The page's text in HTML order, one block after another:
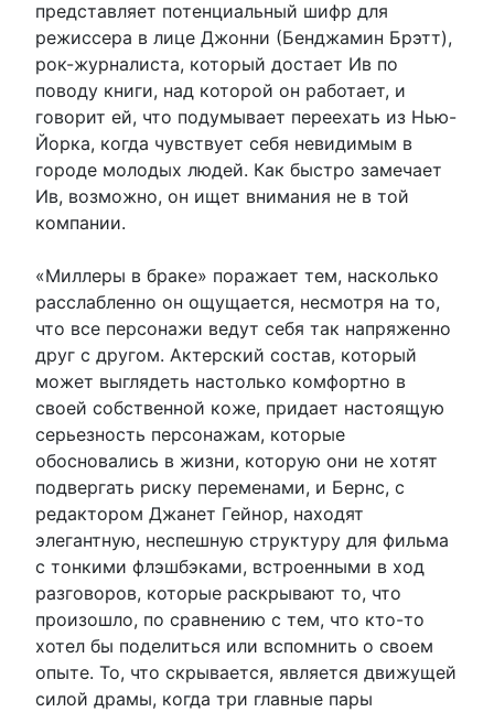
представляет потенциальный шифр для
режиссера в лице Джонни (Бенджамин Брэтт),
рок-журналиста, который достает Ив по
поводу книги, над которой он работает, и
говорит ей, что подумывает переехать из Нью-
Йорка, когда чувствует себя невидимым в
городе молодых людей. Как быстро замечает
Ив, возможно, он ищет внимания не в той
компании.
«Миллеры в браке» поражает тем, насколько
расслабленно он ощущается, несмотря на то,
что все персонажи ведут себя так напряженно
друг с другом. Актерский состав, который
может выглядеть настолько комфортно в
своей собственной коже, придает настоящую
серьезность персонажам, которые
обосновались в жизни, которую они не хотят
подвергать риску переменами, и Бернс, с
редактором Джанет Гейнор, находят
элегантную, неспешную структуру для фильма
с тонкими флэшбэками, встроенными в ход
разговоров, которые раскрывают то, что
произошло, по сравнению с тем, что кто-то
хотел бы поделиться или вспомнить о своем
опыте. То, что скрывается, является движущей
силой драмы, когда три главные пары